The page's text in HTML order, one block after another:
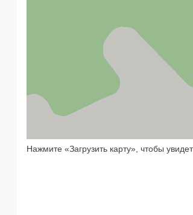
Нажмите «Загрузить карту», чтобы